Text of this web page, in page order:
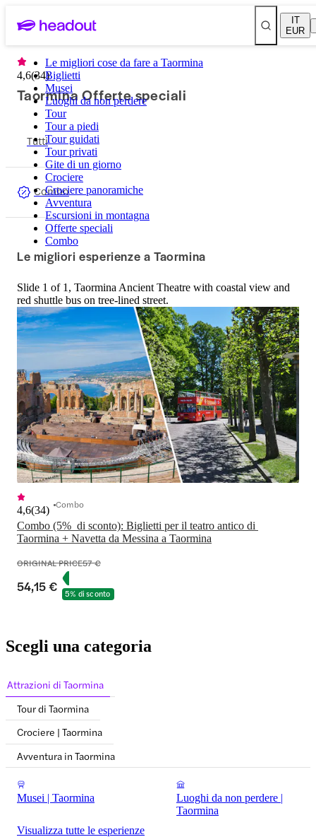
IT
EUR
Le migliori cose da fare a Taormina
Biglietti
Musei
Luoghi da non perdere
Tour
Tour a piedi
Tour guidati
Tour privati
Gite di un giorno
Crociere
Crociere panoramiche
Avventura
Escursioni in montagna
Offerte speciali
Combo
4,6(34)
Taormina Offerte speciali
Tutti
Combo
Le migliori esperienze a Taormina
Slide 1 of 1, Taormina Ancient Theatre with coastal view and
red shuttle bus on tree-lined street.
Combo (5%  di sconto): Biglietti per il teatro antico di
Taormina + Navetta da Messina a Taormina
4,6(34) Combo
ORIGINAL PRICE57 €
54,15 € 5% di sconto
Scegli una categoria
Attrazioni di Taormina
Tour di Taormina
Crociere | Taormina
Avventura in Taormina
Musei | Taormina
Luoghi da non perdere |
Taormina
Visualizza tutte le esperienze